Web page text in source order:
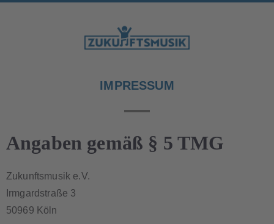
IMPRESSUM
Angaben gemäß § 5 TMG
Zukunftsmusik e.V.
Irmgardstraße 3
50969 Köln